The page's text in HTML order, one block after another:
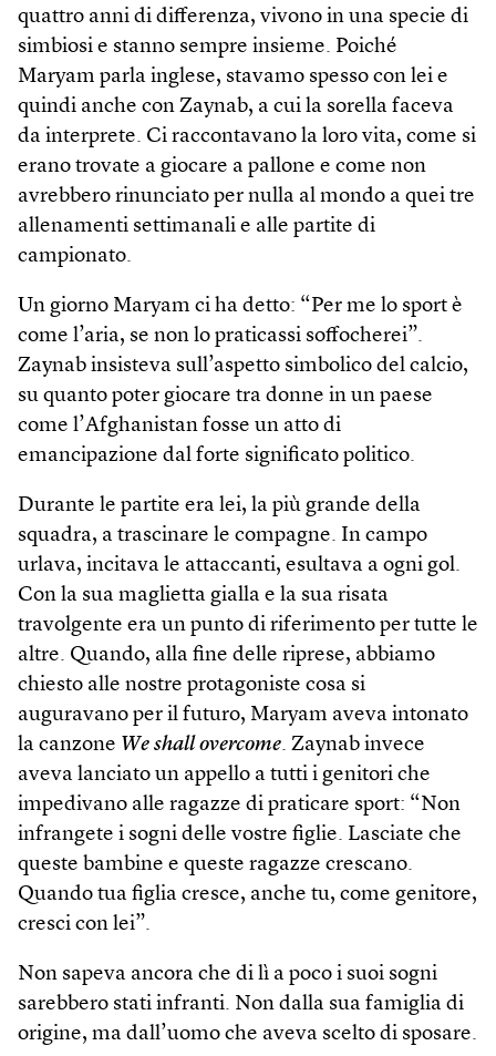
quattro anni di differenza, vivono in una specie di
simbiosi e stanno sempre insieme. Poiché
Maryam parla inglese, stavamo spesso con lei e
quindi anche con Zaynab, a cui la sorella faceva
da interprete. Ci raccontavano la loro vita, come si
erano trovate a giocare a pallone e come non
avrebbero rinunciato per nulla al mondo a quei tre
allenamenti settimanali e alle partite di
campionato.
Un giorno Maryam ci ha detto: “Per me lo sport è
come l’aria, se non lo praticassi soffocherei”.
Zaynab insisteva sull’aspetto simbolico del calcio,
su quanto poter giocare tra donne in un paese
come l’Afghanistan fosse un atto di
emancipazione dal forte significato politico.
Durante le partite era lei, la più grande della
squadra, a trascinare le compagne. In campo
urlava, incitava le attaccanti, esultava a ogni gol.
Con la sua maglietta gialla e la sua risata
travolgente era un punto di riferimento per tutte le
altre. Quando, alla fine delle riprese, abbiamo
chiesto alle nostre protagoniste cosa si
auguravano per il futuro, Maryam aveva intonato
la canzone We shall overcome. Zaynab invece
aveva lanciato un appello a tutti i genitori che
impedivano alle ragazze di praticare sport: “Non
infrangete i sogni delle vostre figlie. Lasciate che
queste bambine e queste ragazze crescano.
Quando tua figlia cresce, anche tu, come genitore,
cresci con lei”.
Non sapeva ancora che di lì a poco i suoi sogni
sarebbero stati infranti. Non dalla sua famiglia di
origine, ma dall’uomo che aveva scelto di sposare.